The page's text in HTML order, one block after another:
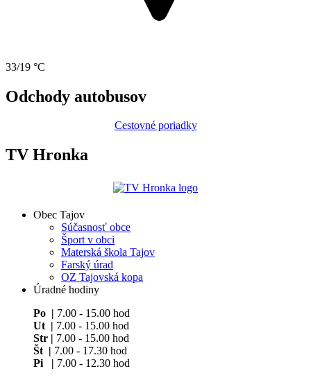
33/19 °C
Odchody autobusov
Cestovné poriadky
TV Hronka
Obec Tajov
Súčasnosť obce
Šport v obci
Materská škola Tajov
Farský úrad
OZ Tajovská kopa
Úradné hodiny
Po | 7.00 - 15.00 hod
Ut | 7.00 - 15.00 hod
Str | 7.00 - 15.00 hod
Št | 7.00 - 17.30 hod
Pi | 7.00 - 12.30 hod